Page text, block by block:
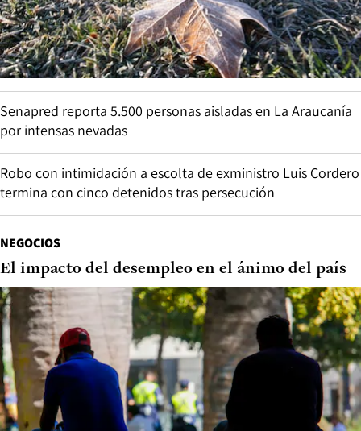
Senapred reporta 5.500 personas aisladas en La Araucanía
por intensas nevadas
Robo con intimidación a escolta de exministro Luis Cordero
termina con cinco detenidos tras persecución
NEGOCIOS
El impacto del desempleo en el ánimo del país